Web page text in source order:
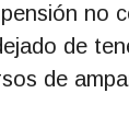
no
de
de